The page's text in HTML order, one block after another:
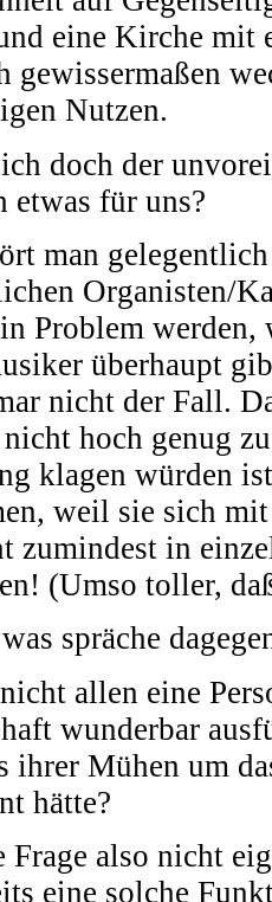
eine Kirche mit
gewissermaßen
Nutzen.
doch der
etwas für uns?
man
Organisten/
Problem werden,
überhaupt
nicht der Fall.
hoch genug
klagen würden
weil sie sich
zumindest in
(Umso toller,
spräche
allen eine
wunderbar
ihrer Mühen um
hätte?
Frage also nicht
eine solche